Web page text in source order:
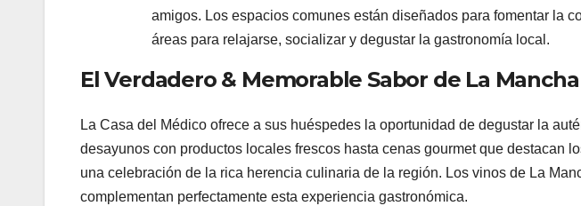
amigos. Los espacios comunes están diseñados para fomentar la
áreas para relajarse, socializar y degustar la gastronomía local.
El Verdadero & Memorable Sabor de La Mancha
La Casa del Médico ofrece a sus huéspedes la oportunidad de degustar la
desayunos con productos locales frescos hasta cenas gourmet que destacan
una celebración de la rica herencia culinaria de la región. Los vinos de La
complementan perfectamente esta experiencia gastronómica.